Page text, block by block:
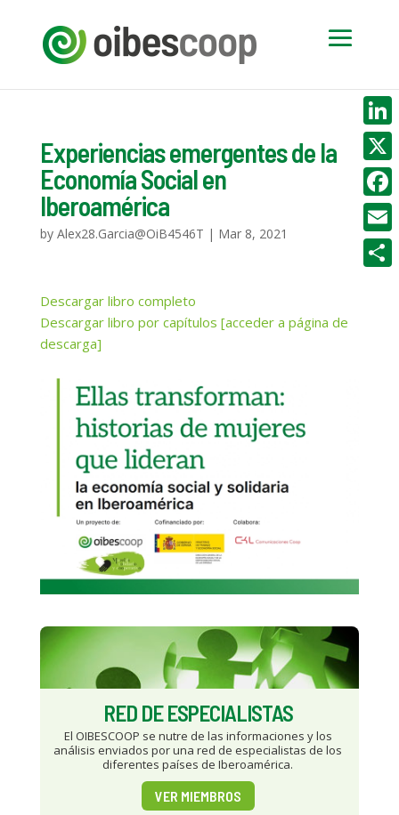
Experiencias emergentes de la
Economía Social en
Iberoamérica
by Alex28.Garcia@OiB4546T | Mar 8, 2021
Descargar libro completo
Descargar libro por capítulos [acceder a página de
descarga]
RED DE ESPECIALISTAS
El OIBESCOOP se nutre de las informaciones y los
análisis enviados por una red de especialistas de los
diferentes países de Iberoamérica.
VER MIEMBROS
X
Email